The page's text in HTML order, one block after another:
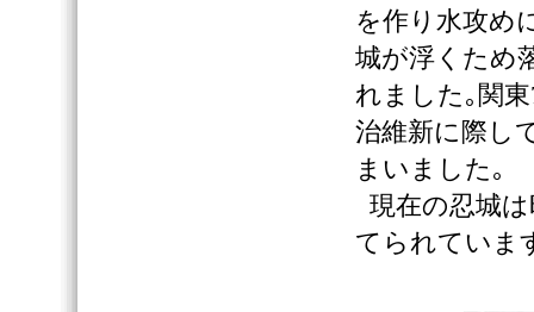
を作り水攻め
城が浮くため
れました｡関
治維新に際し
まいました｡
現在の忍城
てられていま